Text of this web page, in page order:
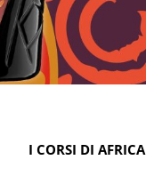
I CORSI DI AFRICA